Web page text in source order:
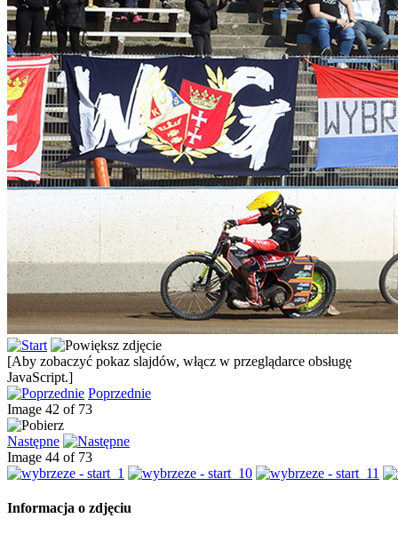
[Aby zobaczyć pokaz slajdów, włącz w przeglądarce obsługę
JavaScript.]
Poprzednie
Image 42 of 73
Następne
Image 44 of 73
Informacja o zdjęciu